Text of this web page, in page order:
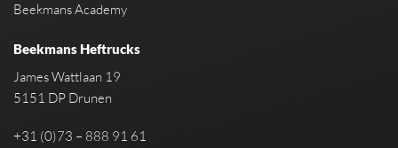
Beekmans Academy
Beekmans Heftrucks
James Wattlaan 19
5151 DP Drunen
+31 (0)73 – 888 91 61